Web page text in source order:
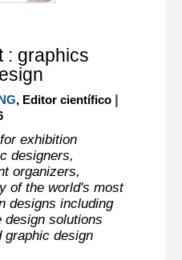
: graphics
, Editor científico |
exhibition
designers,
organizers,
of the world's most
designs including
design solutions
graphic design